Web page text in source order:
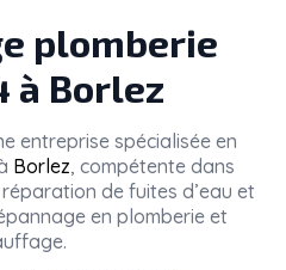
plomberie
à Borlez
entreprise spécialisée en
Borlez, compétente dans
de fuites d’eau et
en plomberie et